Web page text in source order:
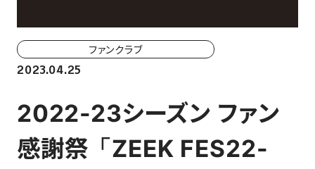
会場（座席・価格表）
チケット購入方法
各座席について
観戦ガイド
ファンクラブ
2023.04.25
2022-23シーズン ファン
感謝祭「ZEEK FES22-